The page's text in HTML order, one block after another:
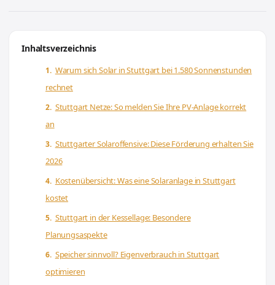
Inhaltsverzeichnis
Warum sich Solar in Stuttgart bei 1.580 Sonnenstunden
rechnet
Stuttgart Netze: So melden Sie Ihre PV-Anlage korrekt
an
Stuttgarter Solaroffensive: Diese Förderung erhalten Sie
2026
Kostenübersicht: Was eine Solaranlage in Stuttgart
kostet
Stuttgart in der Kessellage: Besondere
Planungsaspekte
Speicher sinnvoll? Eigenverbrauch in Stuttgart
optimieren